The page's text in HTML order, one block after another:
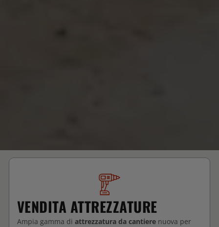
VENDITA ATTREZZATURE
Ampia gamma di attrezzatura da cantiere nuova per